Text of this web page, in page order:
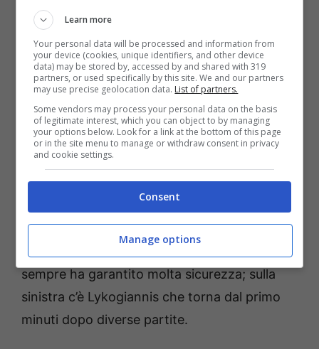
Orsolini,
Allenatore: Vincenzo Italiano
Cremonese (3-5-2): Audero; Terracciano,
Baschirotto, Bianchetti; Barbieri, Bondo,
Payero, Vandeputte, Pezzella; Bonazzoli,
Vardy. Allenatore: Davide Nicola
Italiano potrebbe fare due cambi in difesa
dovrebbe riposare per lasciare spazio alla
difesa coppia Vitik-Heggem, anche se non
sempre ha garantito molta sicurezza; sulla
sinistra c’è Lykogiannis che torna dal primo
minuti dopo diverse partite.
Learn more
Your personal data will be processed and information from
your device (cookies, unique identifiers, and other device
data) may be stored by, accessed by and shared with 319
partners, or used specifically by this site. We and our partners
may use precise geolocation data. List of partners.
Some vendors may process your personal data on the basis
of legitimate interest, which you can object to by managing
your options below. Look for a link at the bottom of this page
or in the site menu to manage or withdraw consent in privacy
and cookie settings.
Consent
Manage options